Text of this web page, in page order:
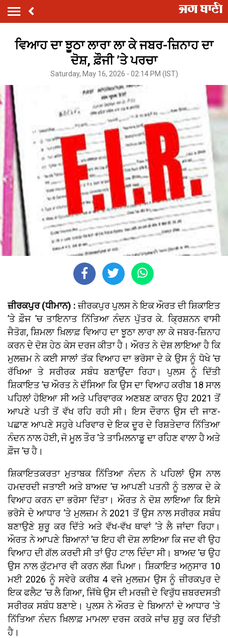
ਵਿਆਹ ਦਾ ਝੂਠਾ ਲਾਰਾ ਲਾ ਕੇ ਜਬਰ-ਜ਼ਿਨਾਹ ਦਾ
ਦੋਸ਼, ਫ਼ੌਜੀ ’ਤੇ ਪਰਚਾ
Saturday, May 16, 2026 - 02:14 PM (IST)
ਜ਼ੀਰਕਪੁਰ (ਧੀਮਾਨ) :ਜ਼ੀਰਕਪੁਰ ਪੁਲਸ ਨੇ ਇਕ ਔਰਤ ਦੀ ਸ਼ਿਕਾਇਤ
’ਤੇ ਫ਼ੌਜ ’ਚ ਤਾਇਨਾਤ ਨਿੱਤਿਆ ਨੰਦਨ ਪੁੱਤਰ ਕੇ. ਕ੍ਰਿਸ਼ਨਨ ਵਾਸੀ
ਜੈਤੋਗ, ਸ਼ਿਮਲਾ ਖ਼ਿਲਾਫ਼ ਵਿਆਹ ਦਾ ਝੂਠਾ ਲਾਰਾ ਲਾ ਕੇ ਜਬਰ-ਜ਼ਿਨਾਹ
ਕਰਨ ਦੇ ਦੋਸ਼ ਹੇਠ ਕੇਸ ਦਰਜ ਕੀਤਾ ਹੈ। ਔਰਤ ਨੇ ਦੋਸ਼ ਲਾਇਆ ਹੈ ਕਿ
ਮੁਲਜ਼ਮ ਨੇ ਕਈ ਸਾਲਾਂ ਤੱਕ ਵਿਆਹ ਦਾ ਭਰੋਸਾ ਦੇ ਕੇ ਉਸ ਨੂੰ ਧੋਖੇ ’ਚ
ਰੱਖਿਆ ਤੇ ਸਰੀਰਕ ਸਬੰਧ ਬਣਾਉਂਦਾ ਰਿਹਾ। ਪੁਲਸ ਨੂੰ ਦਿੱਤੀ
ਸ਼ਿਕਾਇਤ ’ਚ ਔਰਤ ਨੇ ਦੱਸਿਆ ਕਿ ਉਸ ਦਾ ਵਿਆਹ ਕਰੀਬ 18 ਸਾਲ
ਪਹਿਲਾਂ ਹੋਇਆ ਸੀ ਅਤੇ ਪਰਿਵਾਰਕ ਅਣਬਣ ਕਾਰਨ ਉਹ 2021 ਤੋਂ
ਆਪਣੇ ਪਤੀ ਤੋਂ ਵੱਖ ਰਹਿ ਰਹੀ ਸੀ। ਇਸ ਦੌਰਾਨ ਉਸ ਦੀ ਜਾਣ-
ਪਛਾਣ ਆਪਣੇ ਸਹੁਰੇ ਪਰਿਵਾਰ ਦੇ ਇਕ ਦੂਰ ਦੇ ਰਿਸ਼ਤੇਦਾਰ ਨਿੱਤਿਆ
ਨੰਦਨ ਨਾਲ ਹੋਈ, ਜੋ ਮੂਲ ਤੌਰ ’ਤੇ ਤਾਮਿਲਨਾਡੂ ਦਾ ਰਹਿਣ ਵਾਲਾ ਹੈ ਅਤੇ
ਫ਼ੌਜ ’ਚ ਹੈ।
ਸ਼ਿਕਾਇਤਕਰਤਾ ਮੁਤਾਬਕ ਨਿੱਤਿਆ ਨੰਦਨ ਨੇ ਪਹਿਲਾਂ ਉਸ ਨਾਲ
ਹਮਦਰਦੀ ਜਤਾਈ ਅਤੇ ਬਾਅਦ ’ਚ ਆਪਣੀ ਪਤਨੀ ਨੂੰ ਤਲਾਕ ਦੇ ਕੇ
ਵਿਆਹ ਕਰਨ ਦਾ ਭਰੋਸਾ ਦਿੱਤਾ। ਔਰਤ ਨੇ ਦੋਸ਼ ਲਾਇਆ ਕਿ ਇਸੇ
ਭਰੋਸੇ ਦੇ ਆਧਾਰ ’ਤੇ ਮੁਲਜ਼ਮ ਨੇ 2021 ਤੋਂ ਉਸ ਨਾਲ ਸਰੀਰਕ ਸਬੰਧ
ਬਣਾਉਣੇ ਸ਼ੁਰੂ ਕਰ ਦਿੱਤੇ ਅਤੇ ਵੱਖ-ਵੱਖ ਥਾਵਾਂ ’ਤੇ ਲੈ ਜਾਂਦਾ ਰਿਹਾ।
ਔਰਤ ਨੇ ਆਪਣੇ ਬਿਆਨਾਂ ’ਚ ਇਹ ਵੀ ਦੋਸ਼ ਲਾਇਆ ਕਿ ਜਦ ਵੀ ਉਹ
ਵਿਆਹ ਦੀ ਗੱਲ ਕਰਦੀ ਸੀ ਤਾਂ ਉਹ ਟਾਲ ਦਿੰਦਾ ਸੀ। ਬਾਅਦ ’ਚ ਉਹ
ਉਸ ਨਾਲ ਕੁੱਟਮਾਰ ਵੀ ਕਰਨ ਲੱਗ ਪਿਆ। ਸ਼ਿਕਾਇਤ ਅਨੁਸਾਰ 10
ਮਈ 2026 ਨੂੰ ਸਵੇਰੇ ਕਰੀਬ 4 ਵਜੇ ਮੁਲਜ਼ਮ ਉਸ ਨੂੰ ਜ਼ੀਰਕਪੁਰ ਦੇ
ਇਕ ਫਲੈਟ ’ਚ ਲੈ ਗਿਆ, ਜਿੱਥੇ ਉਸ ਦੀ ਮਰਜ਼ੀ ਦੇ ਵਿਰੁੱਧ ਜ਼ਬਰਦਸਤੀ
ਸਰੀਰਕ ਸਬੰਧ ਬਣਾਏ। ਪੁਲਸ ਨੇ ਔਰਤ ਦੇ ਬਿਆਨਾਂ ਦੇ ਆਧਾਰ ’ਤੇ
ਨਿੱਤਿਆ ਨੰਦਨ ਖ਼ਿਲਾਫ਼ ਮਾਮਲਾ ਦਰਜ ਕਰਕੇ ਜਾਂਚ ਸ਼ੁਰੂ ਕਰ ਦਿੱਤੀ
ਹੈ।